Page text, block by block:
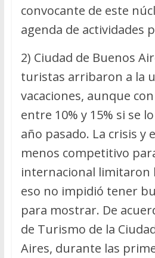
convocante de este
agenda de actividades
2) Ciudad de Buenos
turistas arribaron a la
vacaciones, aunque
entre 10% y 15% si se
año pasado. La crisis y
menos competitivo
internacional limitaron
eso no impidió tener
para mostrar. De
de Turismo de la
Aires, durante las